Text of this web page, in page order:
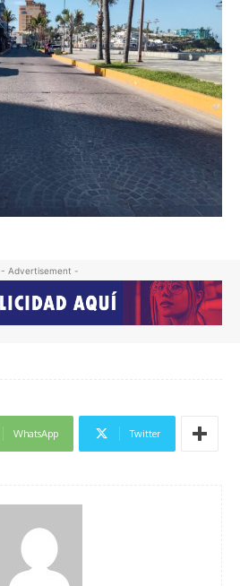
- Advertisement -
WhatsApp Twitter